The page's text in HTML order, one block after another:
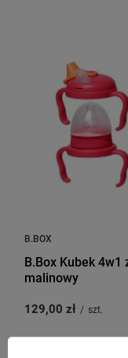
B.BOX
B.Box Kubek 4w1
malinowy
129,00 zł / szt.